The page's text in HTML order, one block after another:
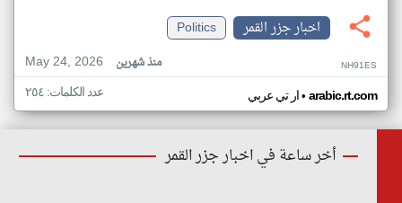
اخبار جزر القمر
Politics
May 24, 2026
منذ شهرين NH91ES
ار تي عربي• arabic.rt.com عدد الكلمات: ٢٥٤
أخر ساعة في اخبار جزر القمر